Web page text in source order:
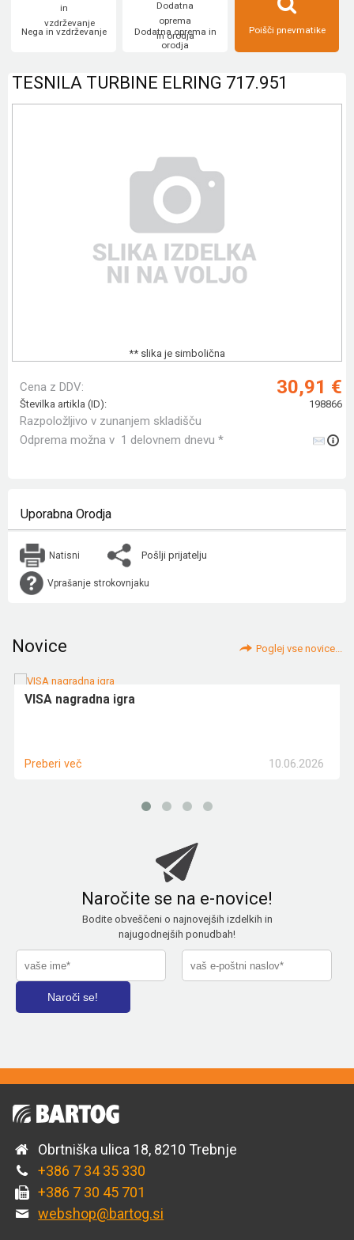
Nega in vzdrževanje
Dodatna oprema in
orodja
Poišči pnevmatike
TESNILA TURBINE ELRING 717.951
** slika je simbolična
Cena z DDV: 30,91 €
Številka artikla (ID): 198866
Razpoložljivo v zunanjem skladišču
Odprema možna v 1 delovnem dnevu *
Uporabna Orodja
Natisni Pošlji prijatelju
Vprašanje strokovnjaku
Novice Poglej vse novice...
VISA nagradna igra
10.06.2026
Preberi več
Naročite se na e-novice!
Bodite obveščeni o najnovejših izdelkih in
najugodnejših ponudbah!
Obrtniška ulica 18, 8210 Trebnje
+386 7 34 35 330
+386 7 30 45 701
webshop@bartog.si